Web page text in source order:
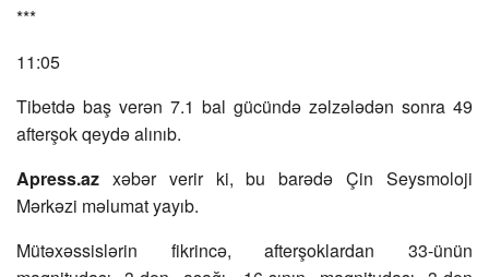
***
11:05
Tibetdə baş verən 7.1 bal gücündə zəlzələdən sonra 49
afterşok qeydə alınıb.
Apress.az xəbər verir ki, bu barədə Çin Seysmoloji
Mərkəzi məlumat yayıb.
Mütəxəssislərin fikrincə, afterşoklardan 33-ünün